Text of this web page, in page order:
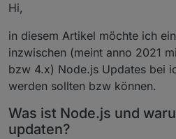
Hi,
in diesem Artikel möchte ich
inzwischen (meint anno 2021
bzw 4.x) Node.js Updates bei
werden sollten bzw können.
Was ist Node.js und
updaten?